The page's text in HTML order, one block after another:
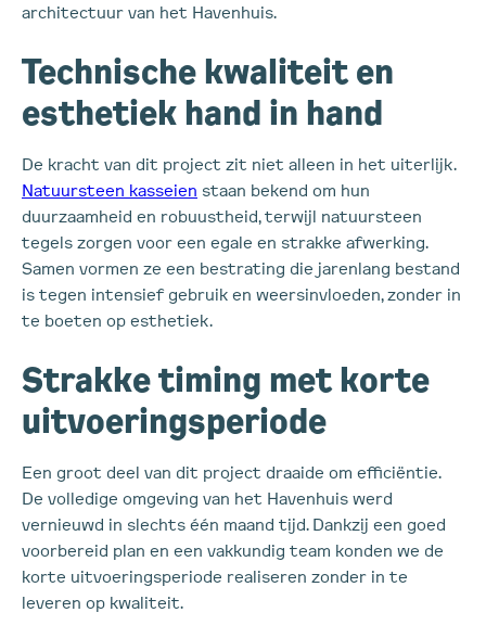
architectuur van het Havenhuis.
Technische kwaliteit en
esthetiek hand in hand
De kracht van dit project zit niet alleen in het uiterlijk.
Natuursteen kasseien staan bekend om hun
duurzaamheid en robuustheid, terwijl natuursteen
tegels zorgen voor een egale en strakke afwerking.
Samen vormen ze een bestrating die jarenlang bestand
is tegen intensief gebruik en weersinvloeden, zonder in
te boeten op esthetiek.
Strakke timing met korte
uitvoeringsperiode
Een groot deel van dit project draaide om efficiëntie.
De volledige omgeving van het Havenhuis werd
vernieuwd in slechts één maand tijd. Dankzij een goed
voorbereid plan en een vakkundig team konden we de
korte uitvoeringsperiode realiseren zonder in te
leveren op kwaliteit.